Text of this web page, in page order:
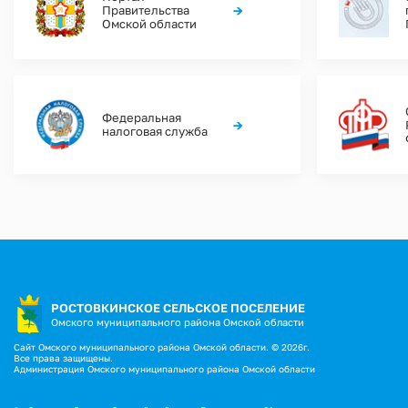
Правительства
Омской области
→
Федеральная
налоговая служба
→
РОСТОВКИНСКОЕ СЕЛЬСКОЕ ПОСЕЛЕНИЕ
Омского муниципального района Омской области
Сайт Омского муниципального района Омской области. © 2026г.
Все права защищены.
Администрация Омского муниципального района Омской области